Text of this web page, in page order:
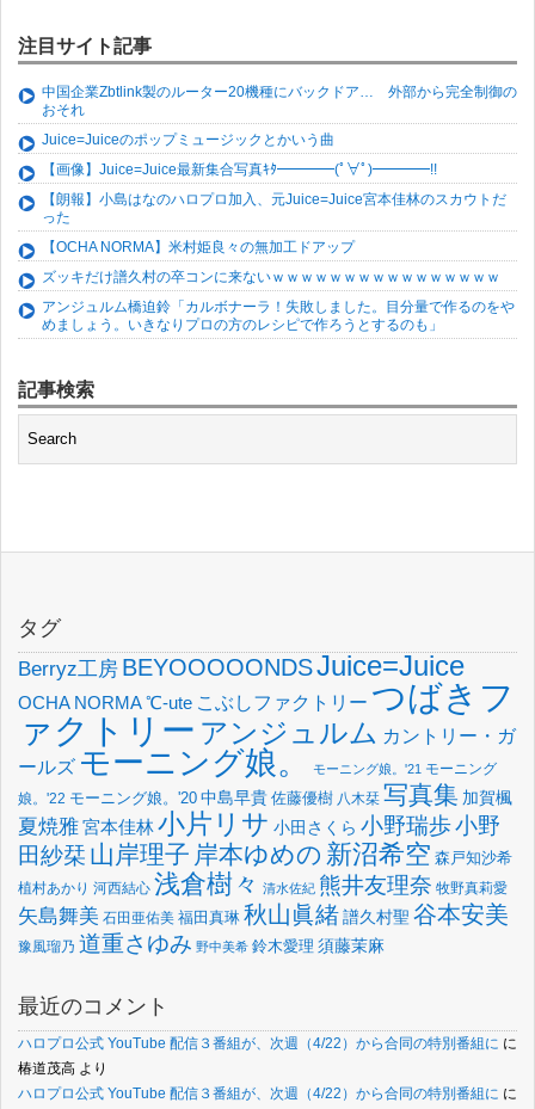
注目サイト記事
中国企業Zbtlink製のルーター20機種にバックドア… 外部から完全制御の
おそれ
Juice=Juiceのポップミュージックとかいう曲
【画像】Juice=Juice最新集合写真ｷﾀ━━━━(ﾟ∀ﾟ)━━━━!!
【朗報】小島はなのハロプロ加入、元Juice=Juice宮本佳林のスカウトだ
った
【OCHA NORMA】米村姫良々の無加工ドアップ
ズッキだけ譜久村の卒コンに来ないｗｗｗｗｗｗｗｗｗｗｗｗｗｗｗｗ
アンジュルム橋迫鈴「カルボナーラ！失敗しました。目分量で作るのをや
めましょう。いきなりプロの方のレシピで作ろうとするのも」
記事検索
タグ
Berryz工房 BEYOOOOONDSJuice=Juice
OCHA NORMA℃-ute こぶしファクトリー つばきフ
ァクトリー アンジュルム カントリー・ガ
ールズ モーニング娘。 モーニング娘。'21 モーニング
娘。'22 モーニング娘。'20 中島早貴 佐藤優樹 八木栞 写真集 加賀楓
夏焼雅宮本佳林小片リサ 小田さくら 小野瑞歩小野
田紗栞 山岸理子 岸本ゆめの 新沼希空 森戸知沙希
植村あかり 河西結心 浅倉樹々 清水佐紀 熊井友理奈 牧野真莉愛
矢島舞美 石田亜佑美 福田真琳 秋山眞緒譜久村聖 谷本安美
豫風瑠乃 道重さゆみ 野中美希 鈴木愛理 須藤茉麻
最近のコメント
ハロプロ公式 YouTube 配信３番組が、次週（4/22）から合同の特別番組に に
椿道茂高 より
ハロプロ公式 YouTube 配信３番組が、次週（4/22）から合同の特別番組に に